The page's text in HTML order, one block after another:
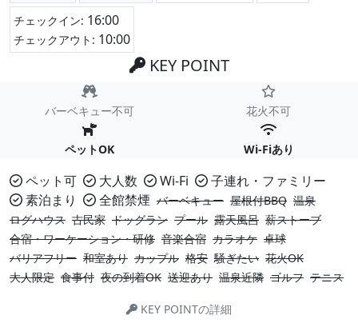
チェックイン: 16:00
チェックアウト: 10:00
KEY POINT
バーベキュー不可 花火不可
ペットOK Wi-Fiあり
ペット可 大人数 Wi-Fi
子連れ・ファミリー
素泊まり
全館禁煙 バーベキュー 屋根付BBQ 温泉
ログハウス 古民家 ドッグラン プール 露天風呂 薪ストーブ
合宿・ワーケーション・研修 音楽合宿 カラオケ 卓球
バリアフリー 和室あり カップル 格安 騒ぎたい 花火OK
大人限定 食事付 夜の到着OK 送迎あり 温泉近隣 ゴルフ テニス
KEY POINTの詳細